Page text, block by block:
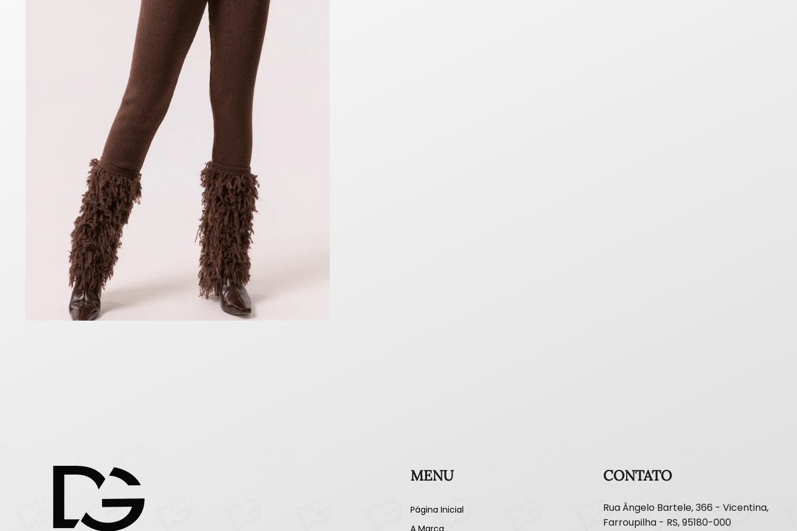
MENU
Página Inicial
A Marca
CONTATO
Rua Ângelo Bartele, 366 - Vicentina,
Farroupilha - RS, 95180-000